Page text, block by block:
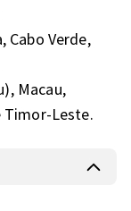
Cabo Verde,
Macau,